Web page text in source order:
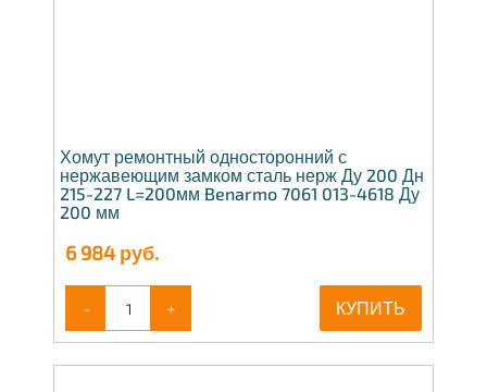
Хомут ремонтный односторонний с
нержавеющим замком сталь нерж Ду 200 Дн
215-227 L=200мм Benarmo 7061 013-4618 Ду
200 мм
6 984руб.
- + КУПИТЬ